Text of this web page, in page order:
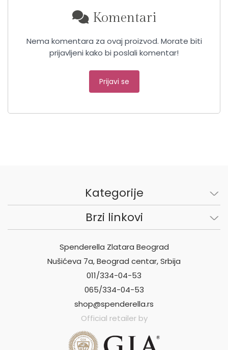
Komentari
Nema komentara za ovaj proizvod. Morate biti
prijavljeni kako bi poslali komentar!
Prijavi se
Kategorije
Brzi linkovi
Spenderella Zlatara Beograd
Nušićeva 7a, Beograd centar, Srbija
011/334-04-53
065/334-04-53
shop@spenderella.rs
Official retailer by